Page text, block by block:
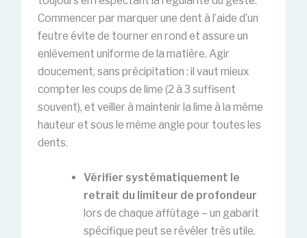
Commencer par marquer une dent à l’aide d’un
feutre évite de tourner en rond et assure un
enlèvement uniforme de la matière. Agir
doucement, sans précipitation : il vaut mieux
compter les coups de lime (2 à 3 suffisent
souvent), et veiller à maintenir la lime à la même
hauteur et sous le même angle pour toutes les
dents.
Vérifier systématiquement le
retrait du limiteur de profondeur
lors de chaque affûtage – un gabarit
spécifique peut se révéler très utile.